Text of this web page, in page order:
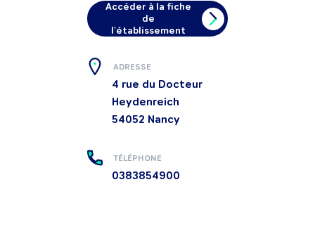
Accéder à la fiche
de
l'établissement
ADRESSE
4 rue du Docteur
Heydenreich
54052 Nancy
TÉLÉPHONE
0383854900